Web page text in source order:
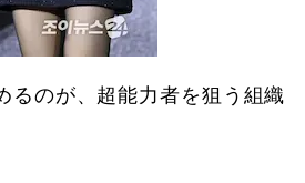
るのが、超能力者を狙う組織